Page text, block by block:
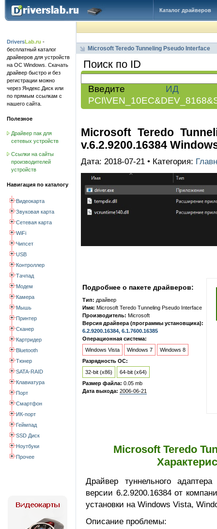
Каталог драйверов
DriversLab.ru -
бесплатный каталог
драйверов для устройств
на ОС Windows. Скачать
драйвер быстро и без
регистрации можно
через Яндекс.Диск или
по прямым ссылкам с
нашего сайта.
Полезное
Драйвер пак для
сетевых устройств
Ссылки на сайты
производителей
устройств
Навигация по каталогу
Видеокарта
Звуковая карта
Сетевая карта
WiFi
Чипсет
USB
Контроллер
Тачпад
Модем
Камера
Мышь
Принтер
Сканер
Картридер
Bluetooth
Тюнер
SATA-RAID
Клавиатура
Порт
Смартфон
ИК-порт
Геймпад
SSD Диск
Ноутбуки
Прочее
Microsoft Teredo Tunneling Pseudo Interface
Поиск по ID
Введите ИД
Microsoft Teredo
v.6.2.9200.16384
Дата: 2018-07-21 • Категория:
Подробнее о пакете драйверов:
Тип: драйвер
Имя: Microsoft Teredo Tunneling Pseudo Interface
Производитель: Microsoft
Версия драйвера (программы установщика):
6.2.9200.16384, 6.1.7600.16385
Операционная система:
Windows Vista
Windows 7
Windows 8
Разрядность ОС:
32-bit (x86)
64-bit (x64)
Размер файла: 0.05 mb
Дата выхода: 2006-06-21
Microsoft Teredo
Драйвер туннельного
версии 6.2.9200.16384 от
установки на Windows Vista,
Описание проблемы: